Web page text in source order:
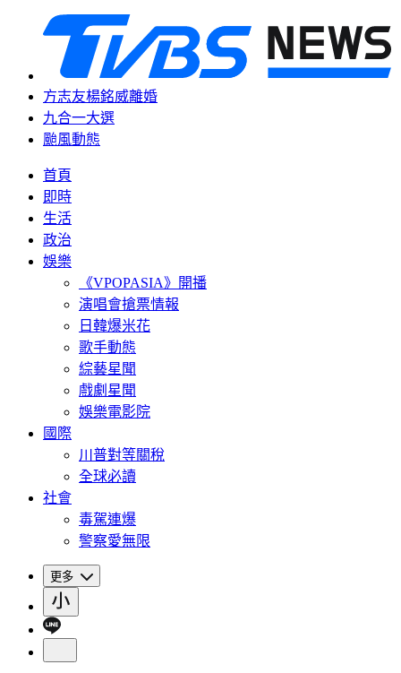
方志友楊銘威離婚
九合一大選
颱風動態
首頁
即時
生活
政治
娛樂
《VPOPASIA》開播
演唱會搶票情報
日韓爆米花
歌手動態
綜藝星聞
戲劇星聞
娛樂電影院
國際
川普對等關稅
全球必讀
社會
毒駕連爆
警察愛無限
更多